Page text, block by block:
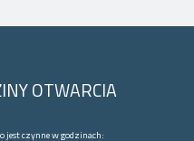
OTWARCIA
jest czynne w godzinach: